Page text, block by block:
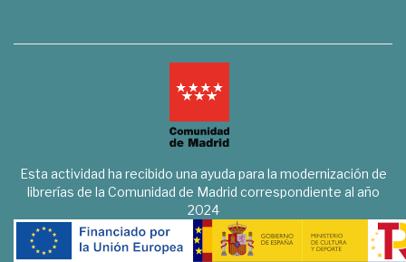
Esta actividad ha recibido una ayuda para la modernización de
librerías de la Comunidad de Madrid correspondiente al año
2024